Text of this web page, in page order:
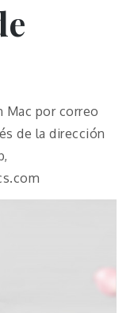
Mac por correo
de la dirección